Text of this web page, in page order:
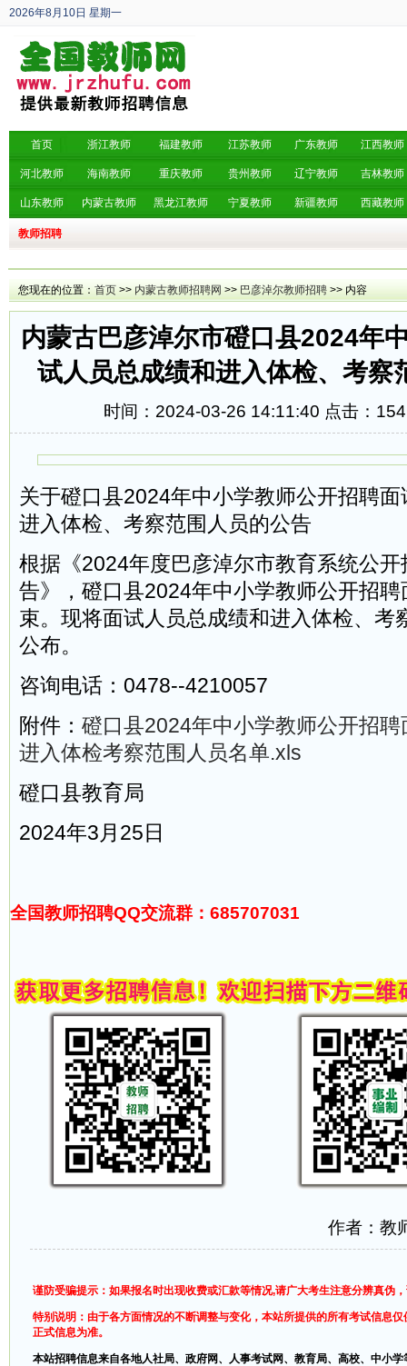
2026年8月10日 星期一
丙午年 六月廿八
首页 浙江教师 福建教师 江苏教师 广东教师 江西教师
河北教师 海南教师 重庆教师 贵州教师 辽宁教师 吉林教师
山东教师 内蒙古教师 黑龙江教师 宁夏教师 新疆教师 西藏教师
教师招聘
您现在的位置： 首页 >> 内蒙古教师招聘网 >> 巴彦淖尔教师招聘 >> 内容
内蒙古巴彦淖尔市磴口县2024年
试人员总成绩和进入体检、考察
时间：2024-03-26 14:11:40 点击：
关于磴口县2024年中小学教师公开招聘
进入体检、考察范围人员的公告
根据《2024年度巴彦淖尔市教育系统公
告》，磴口县2024年中小学教师公开招
束。现将面试人员总成绩和进入体检、考
公布。
咨询电话：0478--4210057
附件： 磴口县2024年中小学教师公开招
进入体检考察范围人员名单.xls
磴口县教育局
2024年3月25日
全国教师招聘QQ交流群：685707031
作者：教
谨防受骗提示：如果报名时出现收费或汇款等情况,请广大考生注意分辨真伪
特别说明：由于各方面情况的不断调整与变化，本站所提供的所有考试信息
正式信息为准。
本站招聘信息来自各地人社局、政府网、人事考试网、教育局、高校、中小